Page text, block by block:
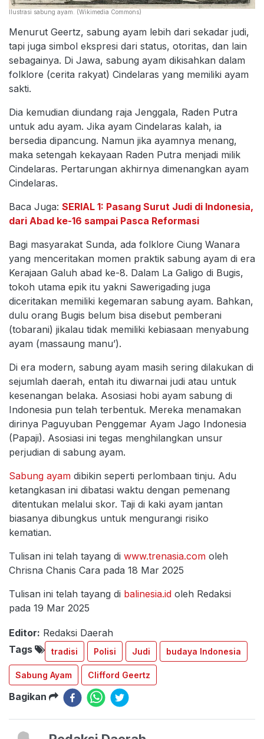
Ilustrasi sabung ayam. (Wikimedia Commons)
Menurut Geertz, sabung ayam lebih dari sekadar judi,
tapi juga simbol ekspresi dari status, otoritas, dan lain
sebagainya. Di Jawa, sabung ayam dikisahkan dalam
folklore (cerita rakyat) Cindelaras yang memiliki ayam
sakti.
Dia kemudian diundang raja Jenggala, Raden Putra
untuk adu ayam. Jika ayam Cindelaras kalah, ia
bersedia dipancung. Namun jika ayamnya menang,
maka setengah kekayaan Raden Putra menjadi milik
Cindelaras. Pertarungan akhirnya dimenangkan ayam
Cindelaras.
Baca Juga: SERIAL 1: Pasang Surut Judi di Indonesia,
dari Abad ke-16 sampai Pasca Reformasi
Bagi masyarakat Sunda, ada folklore Ciung Wanara
yang menceritakan momen praktik sabung ayam di era
Kerajaan Galuh abad ke-8. Dalam La Galigo di Bugis,
tokoh utama epik itu yakni Sawerigading juga
diceritakan memiliki kegemaran sabung ayam. Bahkan,
dulu orang Bugis belum bisa disebut pemberani
(tobarani) jikalau tidak memiliki kebiasaan menyabung
ayam (massaung manu’).
Di era modern, sabung ayam masih sering dilakukan di
sejumlah daerah, entah itu diwarnai judi atau untuk
kesenangan belaka. Asosiasi hobi ayam sabung di
Indonesia pun telah terbentuk. Mereka menamakan
dirinya Paguyuban Penggemar Ayam Jago Indonesia
(Papaji). Asosiasi ini tegas menghilangkan unsur
perjudian di sabung ayam.
Sabung ayam dibikin seperti perlombaan tinju. Adu
ketangkasan ini dibatasi waktu dengan pemenang
ditentukan melalui skor. Taji di kaki ayam jantan
biasanya dibungkus untuk mengurangi risiko
kematian.
Tulisan ini telah tayang di www.trenasia.com oleh
Chrisna Chanis Cara pada 18 Mar 2025
Tulisan ini telah tayang di balinesia.id oleh Redaksi
pada 19 Mar 2025
Editor: Redaksi Daerah
Tags
tradisi Polisi Judi budaya Indonesia
Sabung Ayam Clifford Geertz
Bagikan